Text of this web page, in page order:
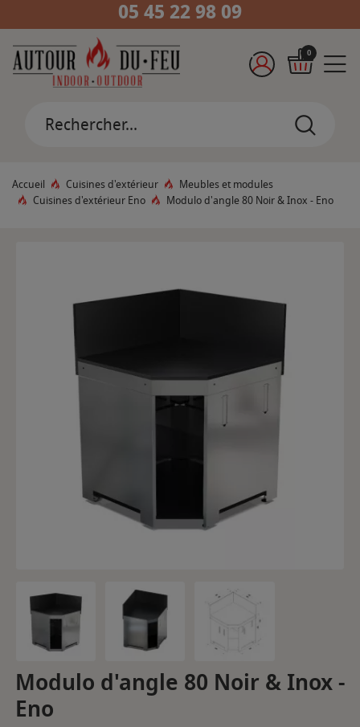
05 45 22 98 09
0
Accueil Cuisines d'extérieur
Meubles et modules
Cuisines d'extérieur Eno
Modulo d'angle 80 Noir & Inox - Eno
Modulo d'angle 80 Noir & Inox -
Eno